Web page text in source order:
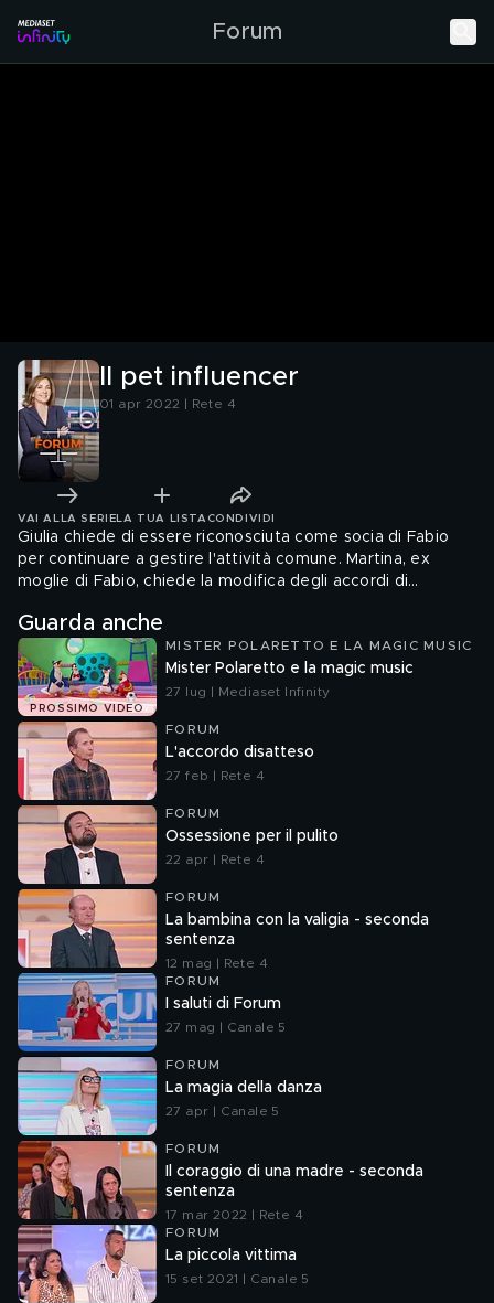
Forum
Il pet influencer
01 apr 2022 | Rete 4
VAI ALLA SERIE LA TUA LISTA CONDIVIDI
Giulia chiede di essere riconosciuta come socia di Fabio
per continuare a gestire l'attività comune. Martina, ex
moglie di Fabio, chiede la modifica degli accordi di
Guarda anche
PROSSIMO VIDEO
MISTER POLARETTO E LA MAGIC MUSIC
Mister Polaretto e la magic music
27 lug | Mediaset Infinity
FORUM
L'accordo disatteso
27 feb | Rete 4
FORUM
Ossessione per il pulito
22 apr | Rete 4
FORUM
La bambina con la valigia - seconda
sentenza
12 mag | Rete 4
FORUM
I saluti di Forum
27 mag | Canale 5
FORUM
La magia della danza
27 apr | Canale 5
FORUM
Il coraggio di una madre - seconda
sentenza
17 mar 2022 | Rete 4
FORUM
La piccola vittima
15 set 2021 | Canale 5